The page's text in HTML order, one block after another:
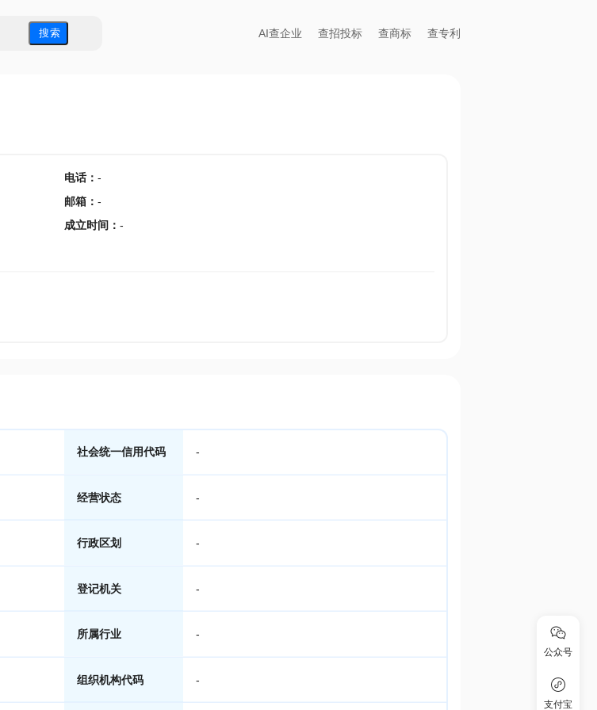
搜 索 AI查企业 查招投标 查商标 查专利
电话： -
邮箱 ： -
成立时间 ： -
社会统一信用代码 -
经营状态 -
行政区划 -
登记机关 -
所属行业 -
组织机构代码 -
公众号
支付宝